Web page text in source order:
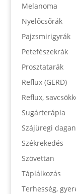
Melanoma
Nyelőcsőrák
Pajzsmirigyrák
Petefészekrák
Prosztatarák
Reflux (GERD)
Reflux,
Sugárterápia
Szájüregi
Székrekedés
Szövettan
Táplálkozás
Terhesség,